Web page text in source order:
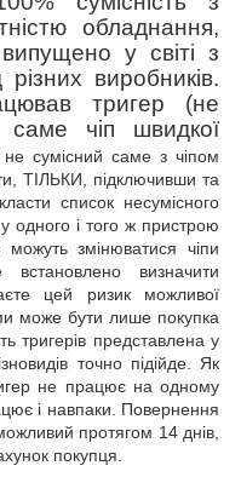
обладнання,
у світі з
виробників.
тригер (не
саме чіп швидкої
сумісний саме з чіпом
ТІЛЬКИ, підключивши та
список несумісного
у одного і того ж пристрою
можуть змінюватися чіпи
визначити
цей ризик можливої
може бути лише покупка
тригерів представлена у
точно підійде. Як
не працює на одному
і навпаки. Повернення
протягом 14 днів,
покупця.